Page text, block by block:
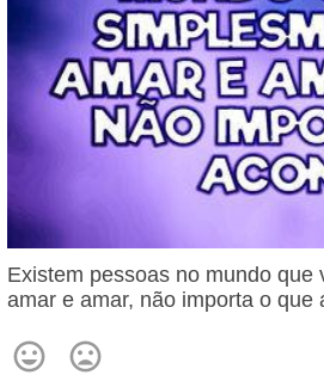
Existem pessoas no mundo
amar e amar, não importa o que